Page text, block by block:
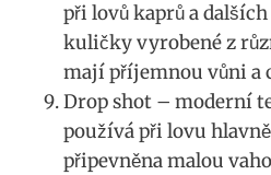
při lovů kaprů a
kuličky vyrobené z
mají příjemnou vůni a
Drop shot – moderní
používá při lovu
připevněna malou